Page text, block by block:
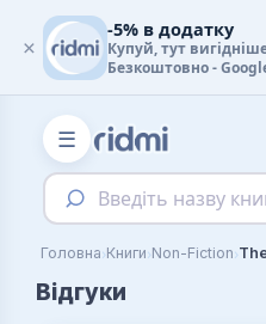
☰
Введіть назву
Головна›Книги›Non-Fiction›
Відгуки
×
-5% в додатку
Купуй, тут
Безкоштовно -